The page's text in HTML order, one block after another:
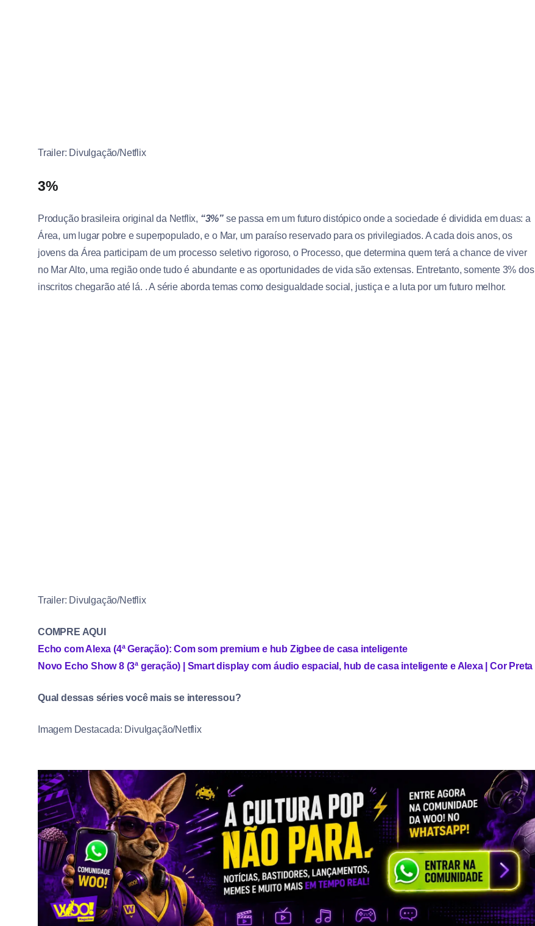
Trailer: Divulgação/Netflix
3%
Produção brasileira original da Netflix, “3%” se passa em um futuro distópico onde a sociedade é dividida em duas: a
Área, um lugar pobre e superpopulado, e o Mar, um paraíso reservado para os privilegiados. A cada dois anos, os
jovens da Área participam de um processo seletivo rigoroso, o Processo, que determina quem terá a chance de viver
no Mar Alto, uma região onde tudo é abundante e as oportunidades de vida são extensas. Entretanto, somente 3% dos
inscritos chegarão até lá. . A série aborda temas como desigualdade social, justiça e a luta por um futuro melhor.
Trailer: Divulgação/Netflix
COMPRE AQUI
Echo com Alexa (4ª Geração): Com som premium e hub Zigbee de casa inteligente
Novo Echo Show 8 (3ª geração) | Smart display com áudio espacial, hub de casa inteligente e Alexa | Cor Preta
Qual dessas séries você mais se interessou?
Imagem Destacada: Divulgação/Netflix